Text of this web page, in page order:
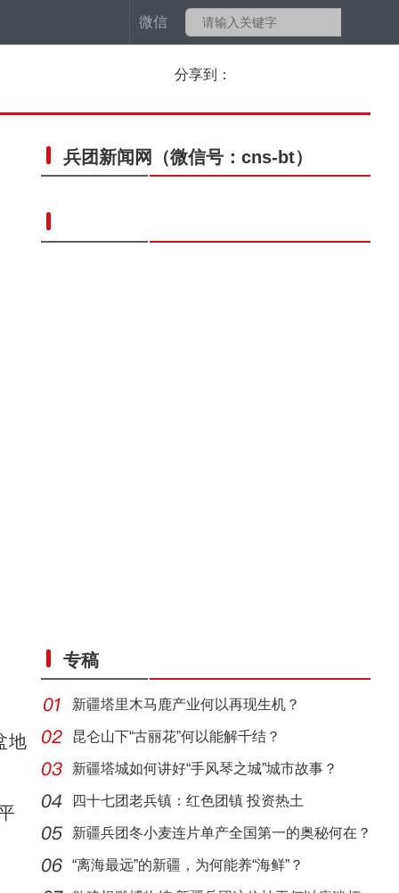
微信
分享到：
地
兵团新闻网 （微信号：cns-bt）
专稿
新疆塔里木马鹿产业何以再现生机？
昆仑山下“古丽花”何以能解千结？
新疆塔城如何讲好“手风琴之城”城市故事？
四十七团老兵镇：红色团镇 投资热土
新疆兵团冬小麦连片单产全国第一的奥秘何在？
“离海最远”的新疆，为何能养“海鲜”？